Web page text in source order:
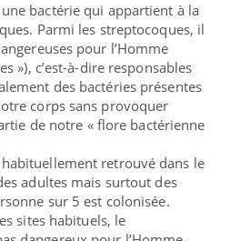
bactérie qui appartient à la
Parmi les streptocoques, il
pour l’Homme
»), c’est-à-dire responsables
des bactéries présentes
corps sans provoquer
de notre «flore bactérienne
retrouvé dans le
adultes mais surtout des
sur 5 est colonisée.
sites habituels, le